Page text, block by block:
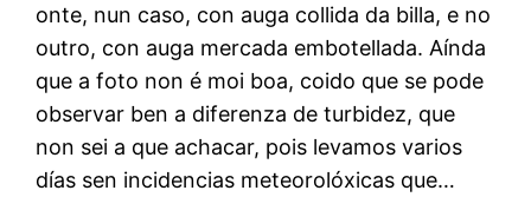
onte, nun caso, con auga collida da billa, e no
outro, con auga mercada embotellada. Aínda
que a foto non é moi boa, coido que se pode
observar ben a diferenza de turbidez, que
non sei a que achacar, pois levamos varios
días sen incidencias meteorolóxicas que…